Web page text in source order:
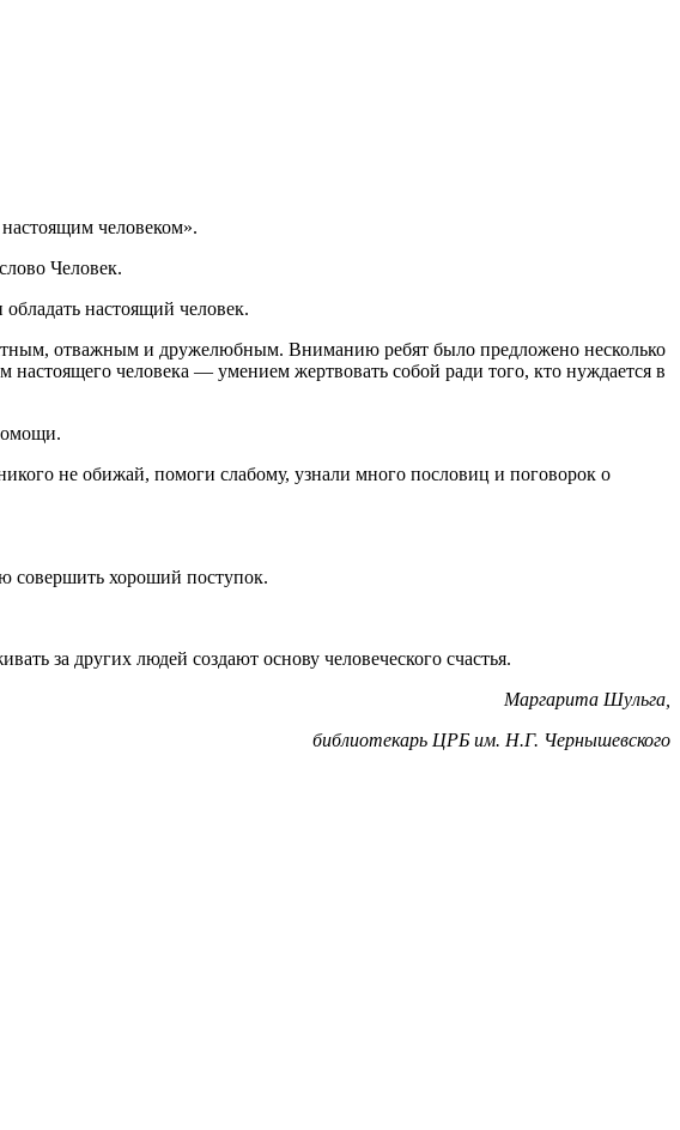
человеком».
Человек.
настоящий человек.
отважным и дружелюбным. Вниманию ребят было предложено несколько
человека — умением жертвовать собой ради того, кто нуждается в
не обижай, помоги слабому, узнали много пословиц и поговорок о
совершить хороший поступок.
за других людей создают основу человеческого счастья.
Маргарита Шульга,
библиотекарь ЦРБ им. Н.Г. Чернышевского